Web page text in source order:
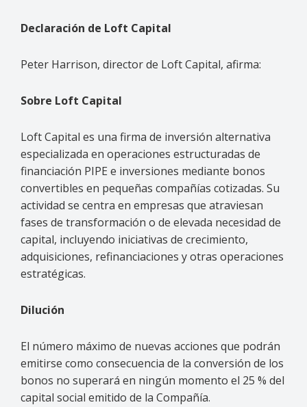
Declaración de Loft Capital
Peter Harrison, director de Loft Capital, afirma:
Sobre Loft Capital
Loft Capital es una firma de inversión alternativa
especializada en operaciones estructuradas de
financiación PIPE e inversiones mediante bonos
convertibles en pequeñas compañías cotizadas. Su
actividad se centra en empresas que atraviesan
fases de transformación o de elevada necesidad de
capital, incluyendo iniciativas de crecimiento,
adquisiciones, refinanciaciones y otras operaciones
estratégicas.
Dilución
El número máximo de nuevas acciones que podrán
emitirse como consecuencia de la conversión de los
bonos no superará en ningún momento el 25 % del
capital social emitido de la Compañía.